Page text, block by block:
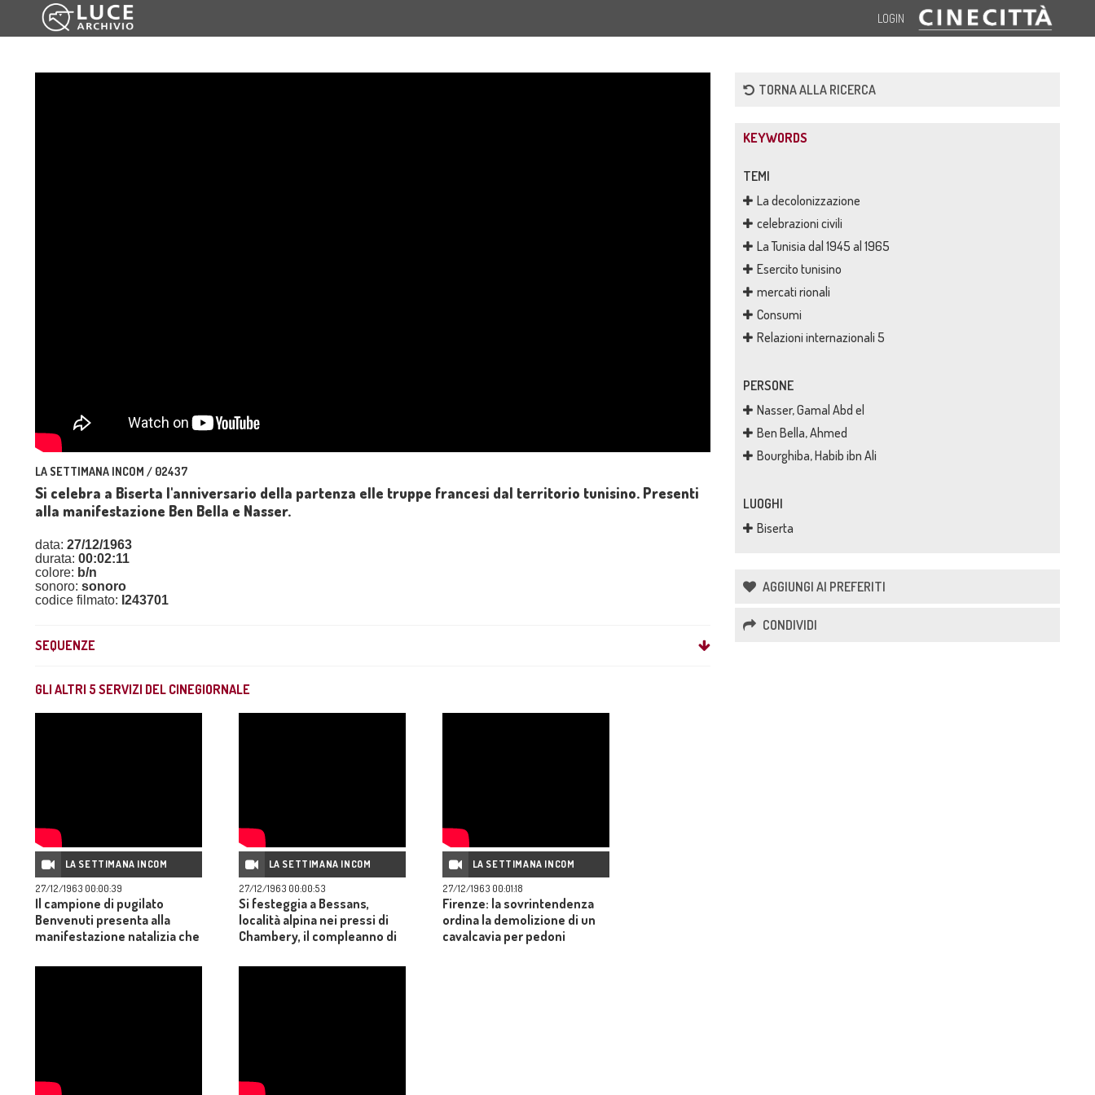
LOGIN
LA SETTIMANA INCOM / 02437
Si celebra a Biserta l'anniversario della partenza elle truppe francesi dal territorio tunisino. Presenti
alla manifestazione Ben Bella e Nasser.
data: 27/12/1963
durata: 00:02:11
colore: b/n
sonoro: sonoro
codice filmato: I243701
SEQUENZE
GLI ALTRI 5 SERVIZI DEL CINEGIORNALE
LA SETTIMANA INCOM
27/12/1963 00:00:39
Il campione di pugilato
Benvenuti presenta alla
manifestazione natalizia che
grande magazzino.
LA SETTIMANA INCOM
27/12/1963 00:00:53
Si festeggia a Bessans,
località alpina nei pressi di
Chambery, il compleanno di
centenaria; i motivi della
LA SETTIMANA INCOM
27/12/1963 00:01:18
Firenze: la sovrintendenza
ordina la demolizione di un
cavalcavia per pedoni
TORNA ALLA RICERCA
KEYWORDS
TEMI
La decolonizzazione
celebrazioni civili
La Tunisia dal 1945 al 1965
Esercito tunisino
mercati rionali
Consumi
Relazioni internazionali 5
PERSONE
Nasser, Gamal Abd el
Ben Bella, Ahmed
Bourghiba, Habib ibn Ali
LUOGHI
Biserta
AGGIUNGI AI PREFERITI
CONDIVIDI